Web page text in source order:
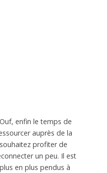
enfin le temps de
auprès de la
profiter de
un peu. Il est
en plus pendus à